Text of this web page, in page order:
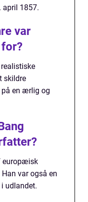
april 1857.
var
skildre
en ærlig og
europæisk
var også en
udlandet.